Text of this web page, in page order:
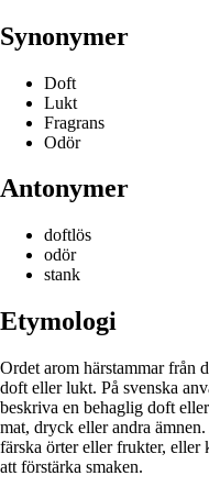
Synonymer
Doft
Lukt
Fragrans
Odör
Antonymer
doftlös
odör
stank
Etymologi
Ordet arom härstammar från
doft eller lukt. På svenska
beskriva en behaglig doft
mat, dryck eller andra
färska örter eller frukter,
att förstärka smaken.